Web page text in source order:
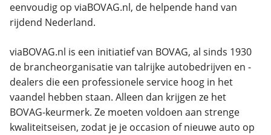
eenvoudig op viaBOVAG.nl, de helpende hand van
rijdend Nederland.
viaBOVAG.nl is een initiatief van BOVAG, al sinds 1930
de brancheorganisatie van talrijke autobedrijven en -
dealers die een professionele service hoog in het
vaandel hebben staan. Alleen dan krijgen ze het
BOVAG-keurmerk. Ze moeten voldoen aan strenge
kwaliteitseisen, zodat je je occasion of nieuwe auto op